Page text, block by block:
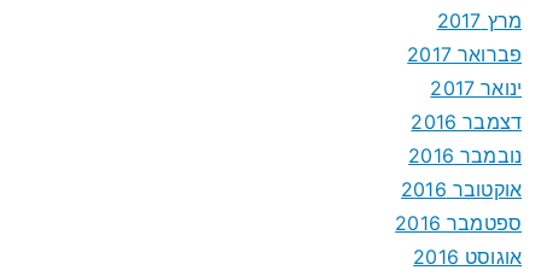
מרץ 2017
פברואר 2017
ינואר 2017
דצמבר 2016
נובמבר 2016
אוקטובר 2016
ספטמבר 2016
אוגוסט 2016